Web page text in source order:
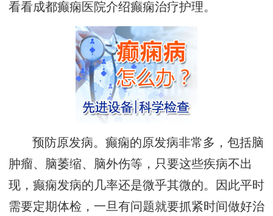
看看成都癫痫医院介绍癫痫治疗护理。
预防原发病。癫痫的原发病非常多，包括脑
肿瘤、脑萎缩、脑外伤等，只要这些疾病不出
现，癫痫发病的几率还是微乎其微的。因此平时
需要定期体检，一旦有问题就要抓紧时间做好治